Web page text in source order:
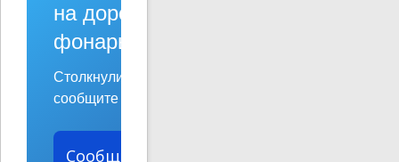
на дороге, не горит
фонарь?
Столкнулись с проблемой —
сообщите о ней!
Сообщить о проблеме